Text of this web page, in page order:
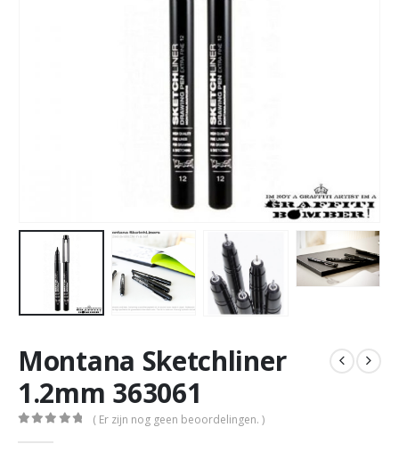
Montana Sketchliner
1.2mm 363061
( Er zijn nog geen beoordelingen. )